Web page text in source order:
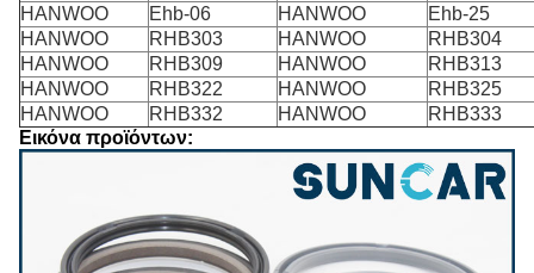
HANWOO
Ehb-06 HANWOO
Ehb-25
HANWOO
RHB303 HANWOO
RHB304
HANWOO
RHB309 HANWOO
RHB313
HANWOO
RHB322 HANWOO
RHB325
HANWOO
RHB332 HANWOO
RHB333
Εικόνα προϊόντων: